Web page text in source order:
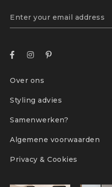
Over ons
Styling advies
Samenwerken?
Algemene voorwaarden
Privacy & Cookies